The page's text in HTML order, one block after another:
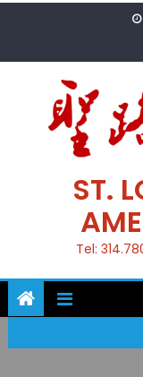
ST.
Tel: